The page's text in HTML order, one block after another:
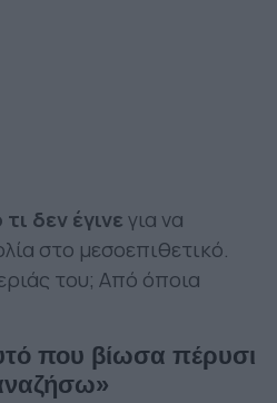
δεν έγινεγια να
στο μεσοεπιθετικό.
του; Από όποια
που βίωσα πέρυσι